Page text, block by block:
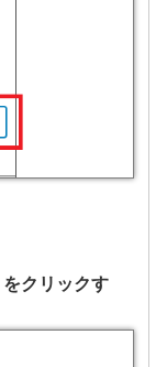
クリックす